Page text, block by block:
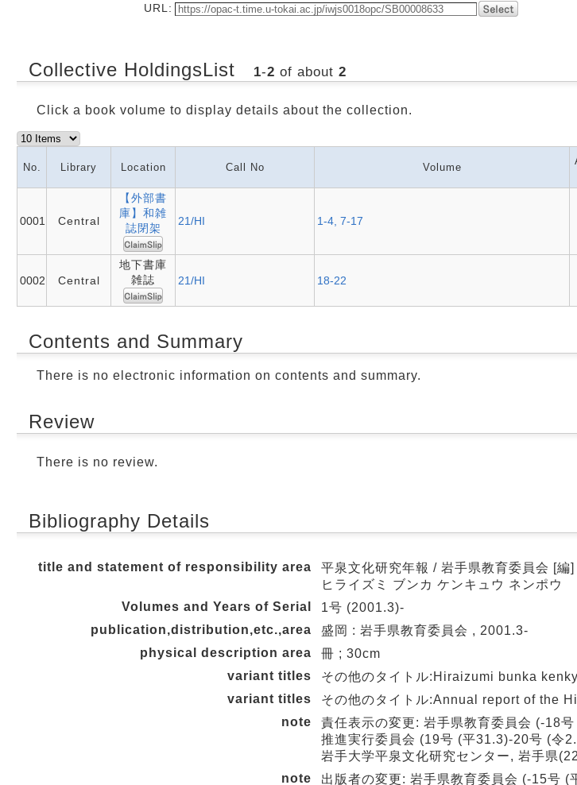
URL:
Collective HoldingsList 1-2 of about 2
Click a book volume to display details about the collection.
No. Library Location Call No Volume
0001 Central
【外部書
庫】和雑
誌閉架
21/HI 1-4, 7-17
0002 Central
地下書庫
雑誌
21/HI 18-22
Contents and Summary
There is no electronic information on contents and summary.
Review
There is no review.
Bibliography Details
title and statement of responsibility area
平泉文化研究年報 / 岩手県教育委員会 [編]
ヒライズミ ブンカ ケンキュウ ネンポウ
Volumes and Years of Serial
1号 (2001.3)-
publication,distribution,etc.,area
盛岡 : 岩手県教育委員会 , 2001.3-
physical description area
冊 ; 30cm
variant titles
その他のタイトル:Hiraizumi bunka
variant titles
その他のタイトル:Annual report of the
note
責任表示の変更: 岩手県教育委員会 (-18
推進実行委員会 (19号 (平31.3)-20号 (
岩手大学平泉文化研究センター, 岩手県
note
出版者の変更: 岩手県教育委員会 (-15号